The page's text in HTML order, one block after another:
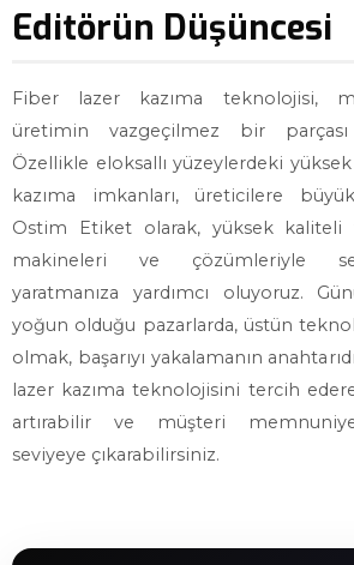
Editörün Düşüncesi
Fiber lazer kazıma teknolojisi,
üretimin vazgeçilmez bir
Özellikle eloksallı yüzeylerdeki yüksek
kazıma imkanları, üreticilere
Ostim Etiket olarak, yüksek kaliteli
makineleri ve çözümleriyle
yaratmanıza yardımcı oluyoruz.
yoğun olduğu pazarlarda, üstün
olmak, başarıyı yakalamanın
lazer kazıma teknolojisini tercih
artırabilir ve müşteri
seviyeye çıkarabilirsiniz.